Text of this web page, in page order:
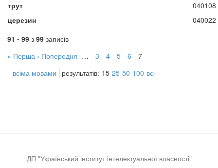
трут
040108
церезин
040022
91 - 99 з 99 записів
« Перша ‹ Попередня … 3 4 5 6
7
всіма мовами
результатів: 15 25 50 100 всі
ДП "Український інститут інтелектуальної власності"